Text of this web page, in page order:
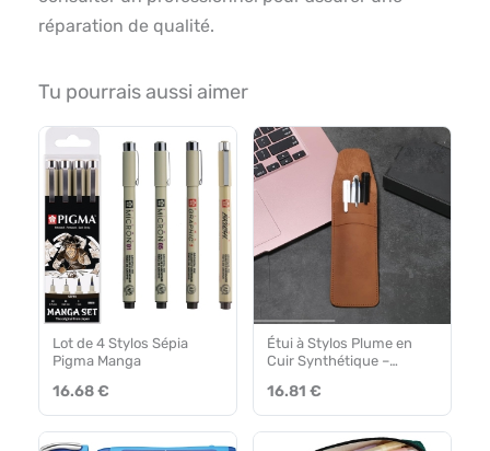
réparation de qualité.
Tu pourrais aussi aimer
Lot de 4 Stylos Sépia
Pigma Manga
16.68 €
Étui à Stylos Plume en
Cuir Synthétique –
16.81 €